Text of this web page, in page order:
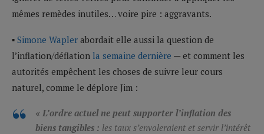
mêmes remèdes inutiles… voire pire : aggravants.
▪ Simone Wapler abordait elle aussi la question de
l’inflation/déflation la semaine dernière — et comment les
autorités empêchent les choses de suivre leur cours
naturel, comme le déplore Jim :
« L’ordre actuel ne peut supporter l’inflation des
biens tangibles : les taux s’envoleraient et servir l’intérêt